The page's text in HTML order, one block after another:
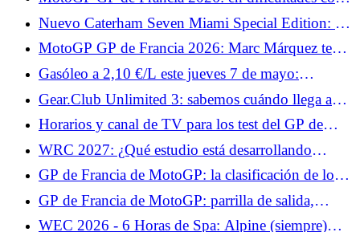
Yamaha, Fabio Quartararo prepara algo especial
para los aficionados
Nuevo Caterham Seven Miami Special Edition: 12
ejemplares para este homenaje al GP de Miami
MotoGP GP de Francia 2026: Marc Márquez teme
una climatología complicada en Le Mans
Gasóleo a 2,10 €/L este jueves 7 de mayo:
estaciones en las que se puede pagar hasta 12
céntimos menos que la media a 2,21 €/L
Gear.Club Unlimited 3: sabemos cuándo llega a
PC, Xbox y PlayStation.
Horarios y canal de TV para los test del GP de
Francia de MotoGP 2026: Johann Zarco y Fabio
Quartararo esperan brillar
WRC 2027: ¿Qué estudio está desarrollando
Nacon?
GP de Francia de MotoGP: la clasificación de los
libres 2, Fabio Quartararo se prepara bien para la
clasificación, Johann Zarco se estrelló
GP de Francia de MotoGP: parrilla de salida,
buena posición de Quartararo, decepción para
WEC 2026 - 6 Horas de Spa: Alpine (siempre)